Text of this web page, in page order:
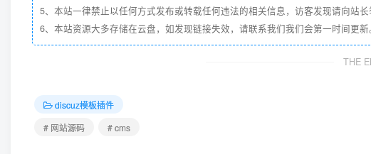
5、本站一律禁止以任何方式发布或转载任何违法的相关信息，访客发现请向站长
6、本站资源大多存储在云盘，如发现链接失效，请联系我们我们会第一时间更
THE
discuz模板插件
# 网站源码
# cms